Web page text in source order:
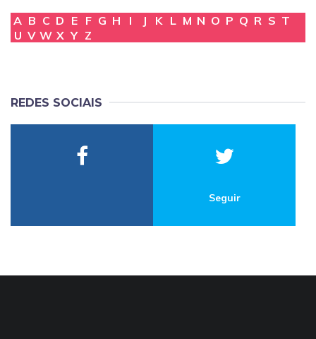
A B C D E F G H I J K L M N O P Q R S T
U V W X Y Z
REDES SOCIAIS
Seguir